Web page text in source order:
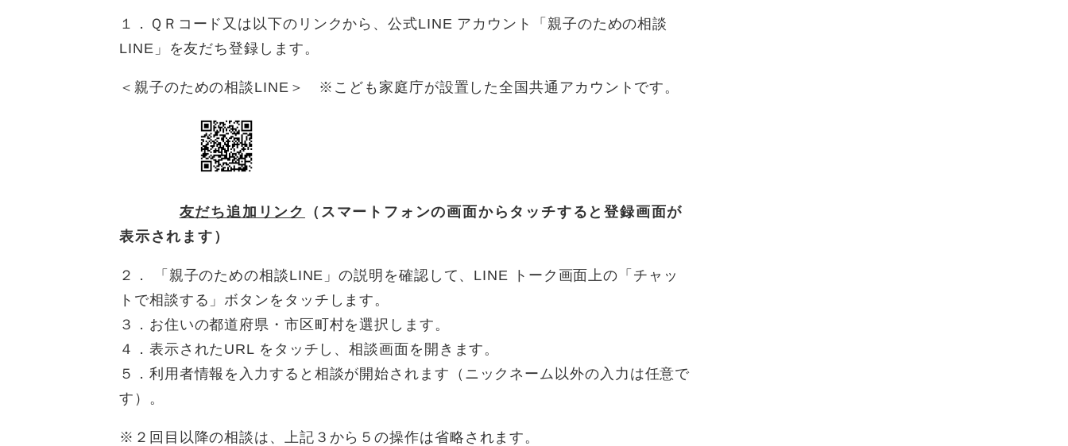
１．ＱＲコード又は以下のリンクから、公式LINE アカウント「親子のための相談
LINE」を友だち登録します。
＜親子のための相談LINE＞ ※こども家庭庁が設置した全国共通アカウントです。
友だち追加リンク
（スマートフォンの画面からタッチすると登録画面が
表示されます）
２． 「親子のための相談LINE」の説明を確認して、LINE トーク画面上の「チャッ
トで相談する」ボタンをタッチします。
３．お住いの都道府県・市区町村を選択します。
４．表示されたURL をタッチし、相談画面を開きます。
５．利用者情報を入力すると相談が開始されます（ニックネーム以外の入力は任意で
す）。
※２回目以降の相談は、上記３から５の操作は省略されます。